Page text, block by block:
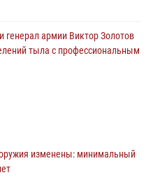
генерал армии Виктор Золотов
тыла с профессиональным
воинов, погибших в Первой
изменены: минимальный